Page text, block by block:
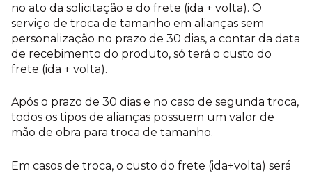
no ato da solicitação e do frete (ida + volta). O
serviço de troca de tamanho em alianças sem
personalização no prazo de 30 dias, a contar da data
de recebimento do produto, só terá o custo do
frete (ida + volta).
Após o prazo de 30 dias e no caso de segunda troca,
todos os tipos de alianças possuem um valor de
mão de obra para troca de tamanho.
Em casos de troca, o custo do frete (ida+volta) será